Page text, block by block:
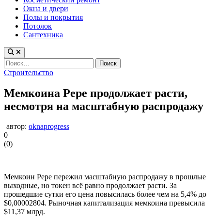
Окна и двери
Полы и покрытия
Потолок
Сантехника
Найти:
Опубликовано
Строительство
Мемкоина Pepe продолжает расти,
несмотря на масштабную распродажу
автор: oknaprogress
0
(0)
Мемкоин Pepe пережил масштабную распродажу в прошлые
выходные, но токен всё равно продолжает расти. За
прошедшие сутки его цена повысилась более чем на 5,4% до
$0,00002804. Рыночная капитализация мемкоина превысила
$11,37 млрд.